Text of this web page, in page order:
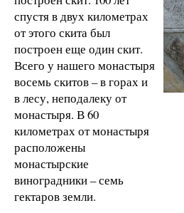
спустя в двух километрах
от этого скита был
построен еще один скит.
Всего у нашего монастыря
восемь скитов – в горах и
в лесу, неподалеку от
монастыря. В 60
километрах от монастыря
расположены
монастырские
виноградники – семь
гектаров земли.